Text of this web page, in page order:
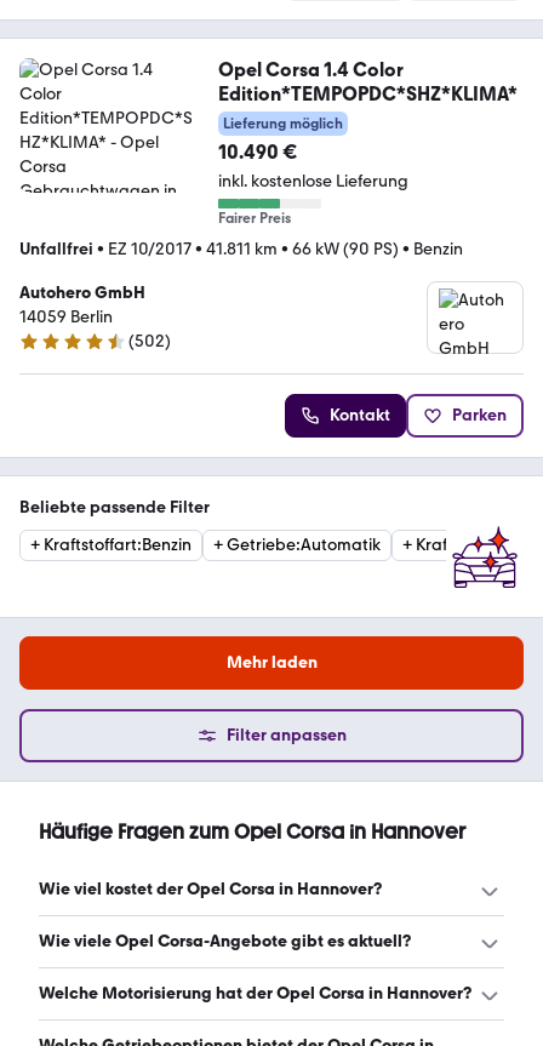
Opel Corsa 1.4 Color
Edition*TEMPOPDC*SHZ*KLIMA*
Lieferung möglich
10.490 €
inkl. kostenlose Lieferung
Fairer Preis
Unfallfrei • EZ 10/2017• 41.811 km • 66 kW (90 PS) • Benzin
Autohero GmbH
14059 Berlin
4.5 Sterne
(502)
Kontakt Parken
Beliebte passende Filter
+ Kraftstoffart:Benzin +Getriebe:Automatik + Kraftstoffart
Mehr laden
Filter anpassen
Häufige Fragen zum Opel Corsa in Hannover
Wie viel kostet der Opel Corsa in Hannover?
Ein guter Preis für einen Opel Corsa in Hannover liegt
Wie viele Opel Corsa-Angebote gibt es aktuell?
Es gibt insgesamt 368 Opel Corsa bei mobile.de, davon
Welche Motorisierung hat der Opel Corsa in Hannover?
Der Opel Corsa in Hannover hat Leistungen zwischen 65